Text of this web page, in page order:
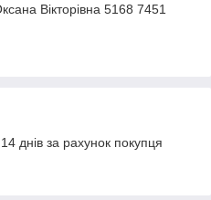
Вікторівна 5168 7451
днів за рахунок покупця